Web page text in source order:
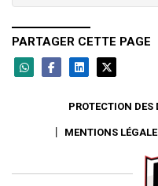
PARTAGER CETTE PAGE
PROTECTION DES
MENTIONS